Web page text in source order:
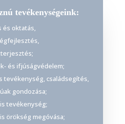
tevékenységeink:
és oktatás,
és ifjúságvédelem;
tevékenység, családsegítés,
gondozása;
tevékenység;
örökség megóvása;